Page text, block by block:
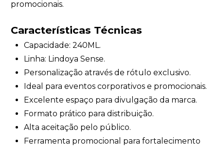
promocionais.
Características Técnicas
Capacidade: 240ML.
Linha: Lindoya Sense.
Personalização através de rótulo exclusivo.
Ideal para eventos corporativos e promocionais.
Excelente espaço para divulgação da marca.
Formato prático para distribuição.
Alta aceitação pelo público.
Ferramenta promocional para fortalecimento